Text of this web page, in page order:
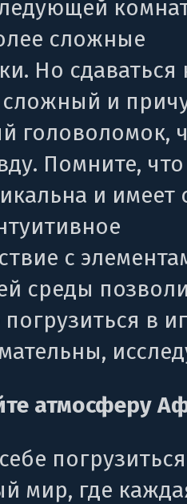
сложные
Но сдаваться
сложный и
головоломок,
Помните,
и имеет
с
среды
в
атмосферу
мир, где